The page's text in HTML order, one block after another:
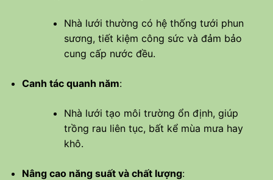
Nhà lưới thường có hệ thống tưới phun
sương, tiết kiệm công sức và đảm bảo
cung cấp nước đều.
Canh tác quanh năm:
Nhà lưới tạo môi trường ổn định, giúp
trồng rau liên tục, bất kể mùa mưa hay
khô.
Nâng cao năng suất và chất lượng: